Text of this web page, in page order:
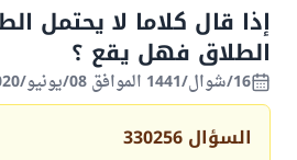
إذا قال كلاما لا يحتمل
الطلاق فهل يقع ؟
16/شوال/1441 الموافق 08/يونيو/2020
السؤال 330256